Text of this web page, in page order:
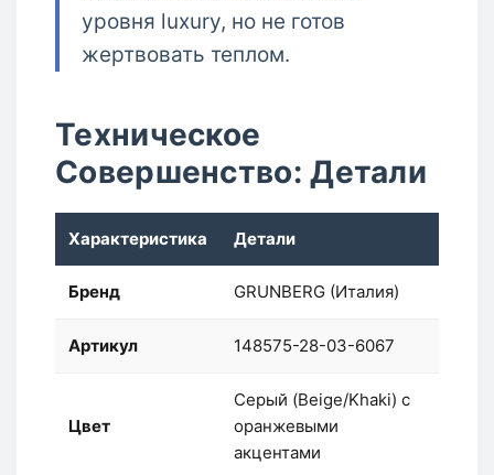
уровня luxury, но не готов
жертвовать теплом.
Техническое
Совершенство: Детали
Характеристика Детали
Бренд GRUNBERG (Италия)
Артикул 148575-28-03-6067
Цвет
Серый (Beige/Khaki) с
оранжевыми
акцентами